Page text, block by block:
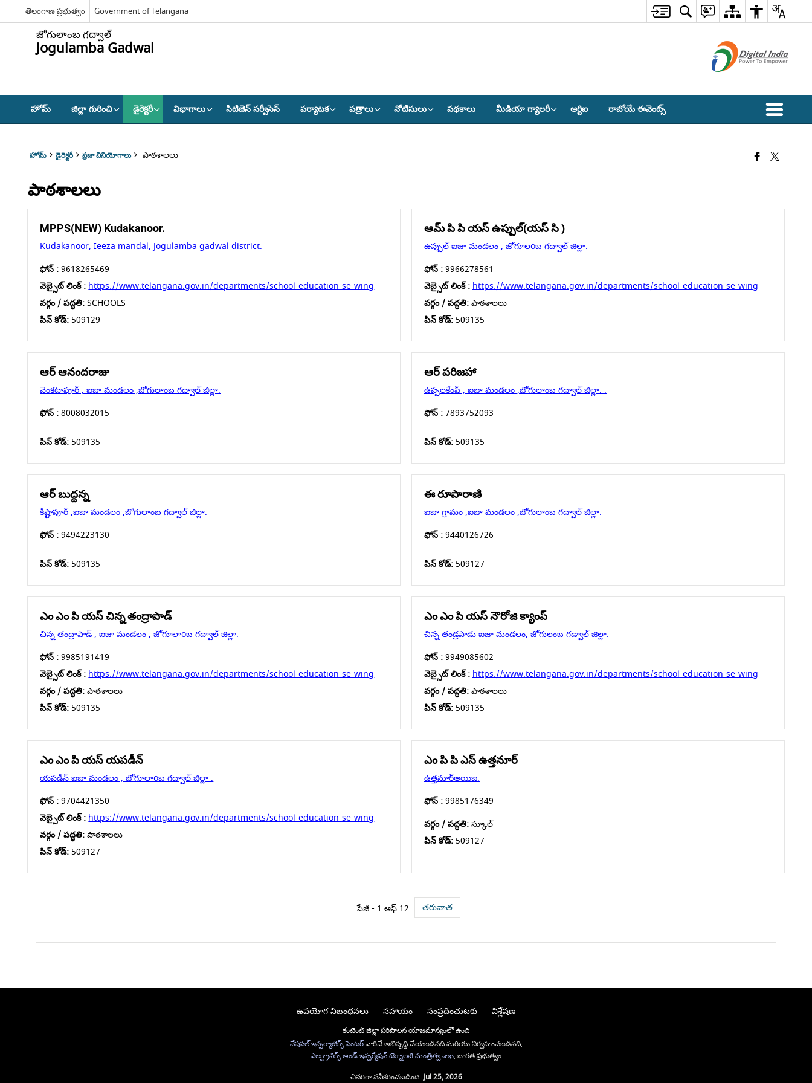
తెలంగాణ ప్రభుత్వం Government of Telangana
జోగులాంబ గద్వాల్
Jogulamba Gadwal
హోమ్ జిల్లా గురించి డైరెక్టరీ విభాగాలు సిటిజెన్ సర్వీసెస్ పర్యాటక పత్రాలు నోటిసులు పథకాలు మీడియా గ్యాలరీ ఆర్టిఐ రాబోయే ఈవెంట్స్
హోమ్ డైరెక్టరీ ప్రజా వినియోగాలు పాఠశాలలు
పాఠశాలలు
MPPS(NEW) Kudakanoor.
Kudakanoor, Ieeza mandal, Jogulamba gadwal district.
ఫోన్ :9618265469
వెబ్సైట్ లింక్ : https://www.telangana.gov.in/departments/school-education-se-wing
వర్గం / పద్ధతి:SCHOOLS
పిన్ కోడ్: 509129
ఆమ్ పి పి యస్ ఉప్పుల్(యస్ సి )
ఉప్పుల్ ఐజా మండలం , జోగూలoబ గద్వాల్ జిల్లా.
ఫోన్ :9966278561
వెబ్సైట్ లింక్ : https://www.telangana.gov.in/departments/school-education-se-wing
వర్గం / పద్ధతి:పాఠశాలలు
పిన్ కోడ్:509135
ఆర్ ఆనందరాజు
వెంకటాపూర్ , ఐజా మండలం ,జోగులాంబ గద్వాల్ జిల్లా.
ఫోన్ :8008032015
పిన్ కోడ్: 509135
ఆర్ పరిజహా
ఉప్పలకేంప్ , ఐజా మండలం ,జోగులాంబ గద్వాల్ జిల్లా. .
ఫోన్ :7893752093
పిన్ కోడ్:509135
ఆర్ బుద్దన్న
కిష్టాపూర్ ,ఐజా మండలం ,జోగులాంబ గద్వాల్ జిల్లా.
ఫోన్ :9494223130
పిన్ కోడ్: 509135
ఈ రూపారాణి
ఐజా గ్రామం ,ఐజా మండలం ,జోగులాంబ గద్వాల్ జిల్లా.
ఫోన్ :9440126726
పిన్ కోడ్:509127
ఎం ఎం పి యస్ చిన్న తంద్రాపాడ్
చిన్న తంద్రాపాడ్ , ఐజా మండలం , జోగూలాoబ గద్వాల్ జిల్లా.
ఫోన్ :9985191419
వెబ్సైట్ లింక్ : https://www.telangana.gov.in/departments/school-education-se-wing
వర్గం / పద్ధతి:పాఠశాలలు
పిన్ కోడ్: 509135
ఎం ఎం పి యస్ నౌరోజి క్యాంప్
చిన్న తండ్రపాడు ఐజా మండలం, జోగులంబ గడ్వాల్ జిల్లా.
ఫోన్ :9949085602
వెబ్సైట్ లింక్ : https://www.telangana.gov.in/departments/school-education-se-wing
వర్గం / పద్ధతి:పాఠశాలలు
పిన్ కోడ్:509135
ఎం ఎం పి యస్ యపడీన్
యపడీన్ ఐజా మండలం , జోగూలాoబ గద్వాల్ జిల్లా .
ఫోన్ :9704421350
వెబ్సైట్ లింక్ : https://www.telangana.gov.in/departments/school-education-se-wing
వర్గం / పద్ధతి:పాఠశాలలు
పిన్ కోడ్: 509127
ఎం పి పి ఎస్ ఉత్తనూర్
ఉత్తనూర్అయిజ.
ఫోన్ :9985176349
వర్గం / పద్ధతి:స్కూల్
పిన్ కోడ్:509127
పేజీ - 1 ఆఫ్ 12 తరువాత
ఉపయోగ నిబంధనలు సహాయం సంప్రదించుటకు విశ్లేషణ
కంటెంట్ జిల్లా పరిపాలన యాజమాన్యంలో ఉంది
నేషనల్ ఇన్ఫర్మాటిక్స్ సెంటర్వారిచే అభివృద్ధి చేయబడినది మరియు నిర్వహించబడినది,
ఎలక్ట్రానిక్స్ అండ్ ఇన్ఫర్మేషన్ టెక్నాలజీ మంత్రిత్వ శాఖ, భారత ప్రభుత్వం
చివరిగా నవీకరించబడింది:Jul 25, 2026